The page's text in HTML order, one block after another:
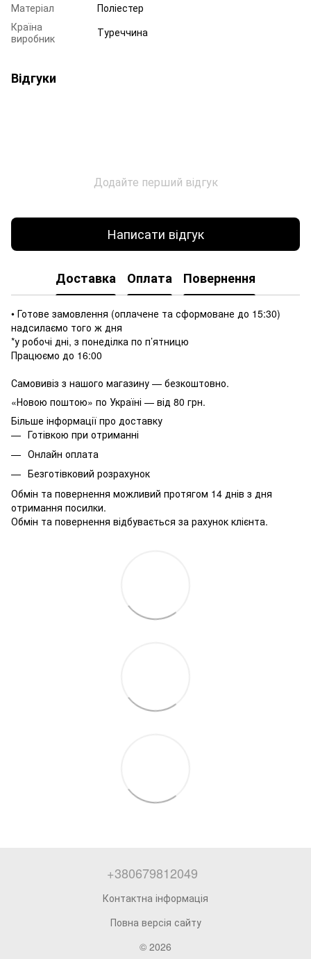
Матеріал
Поліестер
Країна
виробник
Туреччина
Відгуки
Додайте перший відгук
Написати відгук
Доставка Оплата Повернення
• Готове замовлення (оплачене та сформоване до 15:30)
надсилаємо того ж дня
*у робочі дні, з понеділка по п’ятницю
Працюємо до 16:00
Самовивіз з нашого магазину — безкоштовно.
«Новою поштою» по Україні — від 80 грн.
Більше інформації про доставку
Готівкою при отриманні
Онлайн оплата
Безготівковий розрахунок
Обмін та повернення можливий протягом 14 днів з дня
отримання посилки.
Обмін та повернення відбувається за рахунок клієнта.
+380679812049
Контактна інформація
Повна версія сайту
© 2026